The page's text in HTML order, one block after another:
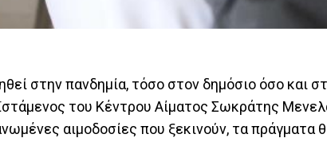
στην πανδημία, τόσο στον δημόσιο όσο και
του Κέντρου Αίματος Σωκράτης
αιμοδοσίες που ξεκινούν, τα πράγματα